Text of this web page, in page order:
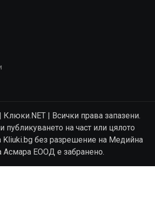
| Всички права запазени.
публикуването на част или цялото
без разрешение на Медийна
Асмара ЕООД е забранено.